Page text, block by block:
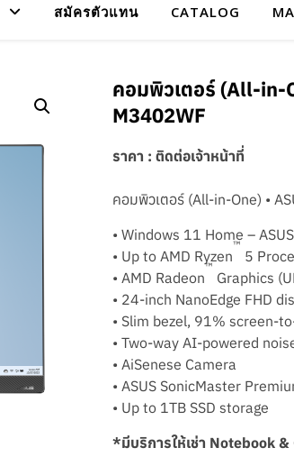
สมัครตัวแทน CATALOG
คอมพิวเตอร์ (All-in-
M3402WF
ราคา : ติดต่อเจ้าหน้าที่
คอมพิวเตอร์ (All-in-One) •
• Windows 11 Home –
• Up to AMD Ryzen
™
5
• AMD Radeon
™
Graphics
• 24-inch NanoEdge FHD
• Slim bezel, 91% screen-
• Two-way AI-powered
• AiSenese Camera
• ASUS SonicMaster
• Up to 1TB SSD storage
*มีบริการให้เช่า Notebook